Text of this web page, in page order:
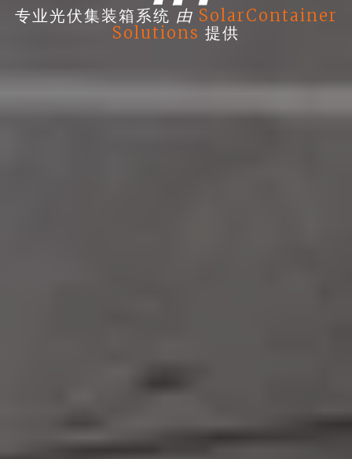
专业光伏集装箱系统 由 SolarContainer
Solutions 提供